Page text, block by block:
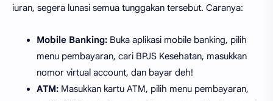
iuran, segera lunasi semua tunggakan tersebut. Caranya:
Mobile Banking: Buka aplikasi mobile banking, pilih
menu pembayaran, cari BPJS Kesehatan, masukkan
nomor virtual account, dan bayar deh!
ATM: Masukkan kartu ATM, pilih menu pembayaran,